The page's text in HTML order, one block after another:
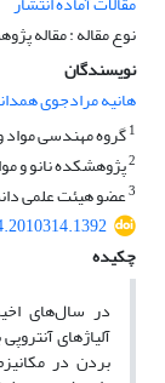
نوع مقاله : مقاله
نویسندگان
هانیه مرادجوی
1گروه مهندسی مواد
2پژوهشکده نانو و
3عضو هیئت علمی
چکیده
در سال‌های
بردن در